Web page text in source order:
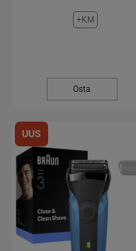
+KM
Osta
UUS